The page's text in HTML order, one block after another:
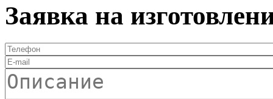
Заявка на
Телефон
E-mail
Описание